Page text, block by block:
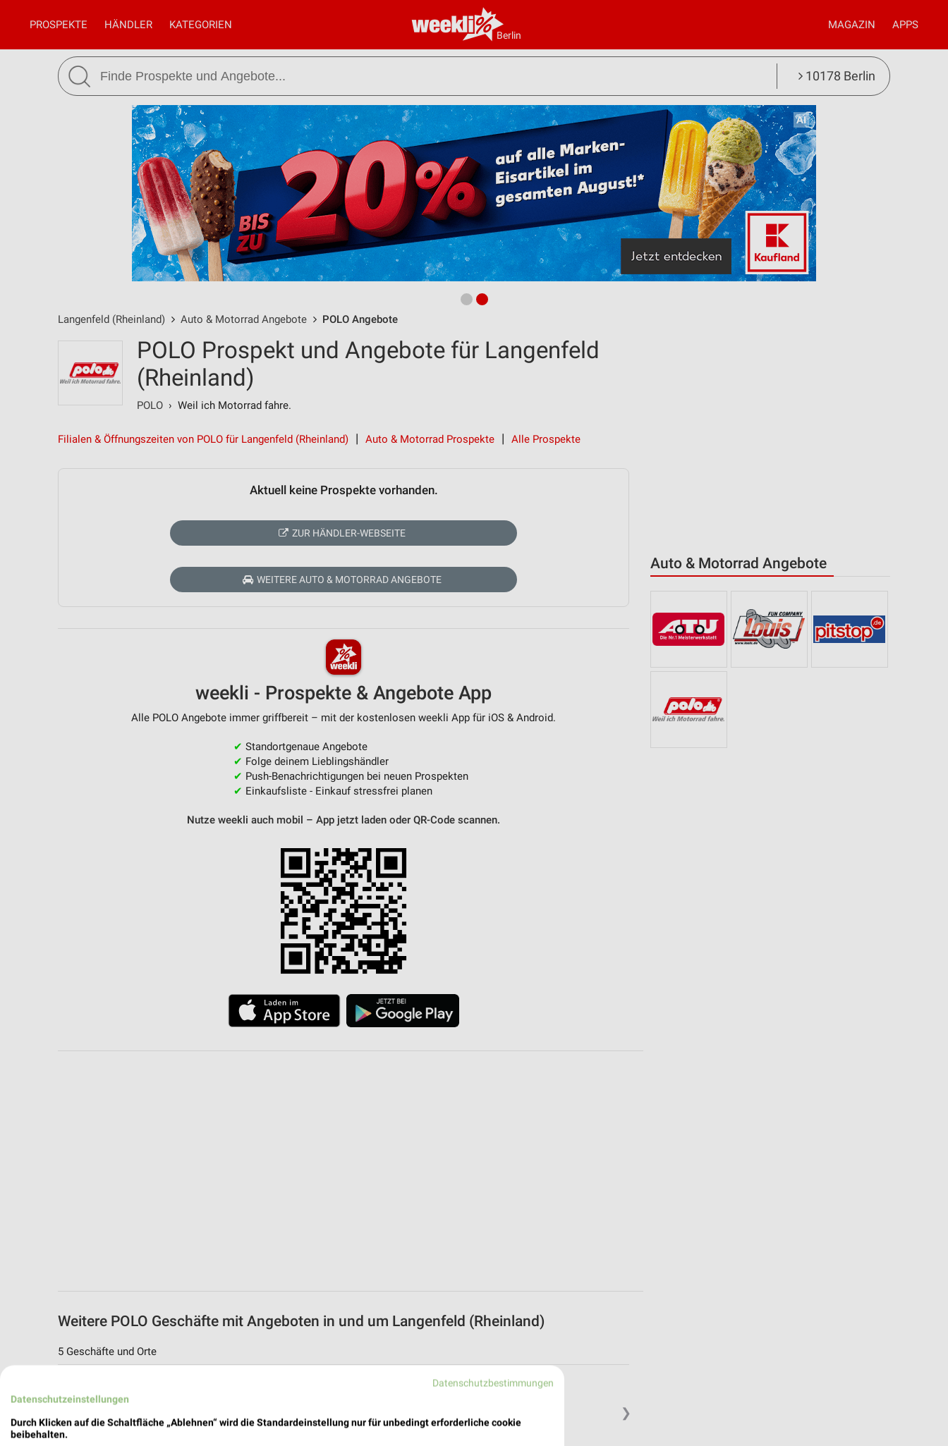
Berlin
PROSPEKTE HÄNDLER KATEGORIEN MAGAZIN APPS
10178 Berlin
Langenfeld (Rheinland) Auto & Motorrad Angebote POLO Angebote
Auto & Motorrad Angebote
POLO Prospekt und Angebote für Langenfeld
(Rheinland)
POLO › Weil ich Motorrad fahre.
Filialen & Öffnungszeiten von POLO für Langenfeld (Rheinland) Auto & Motorrad Prospekte Alle Prospekte
Aktuell keine Prospekte vorhanden.
ZUR HÄNDLER-WEBSEITE
WEITERE AUTO & MOTORRAD ANGEBOTE
weekli - Prospekte & Angebote App
Alle POLO Angebote immer griffbereit – mit der kostenlosen weekli App für iOS & Android.
✔ Standortgenaue Angebote
✔ Folge deinem Lieblingshändler
✔ Push-Benachrichtigungen bei neuen Prospekten
✔ Einkaufsliste - Einkauf stressfrei planen
Nutze weekli auch mobil – App jetzt laden oder QR-Code scannen.
Weitere POLO Geschäfte mit Angeboten in und um Langenfeld (Rheinland)
5 Geschäfte und Orte
❯
Köln, Deutschland
Datenschutzbestimmungen
Datenschutzeinstellungen
Durch Klicken auf die Schaltfläche „Ablehnen“ wird die Standardeinstellung nur für unbedingt erforderliche cookie
beibehalten.